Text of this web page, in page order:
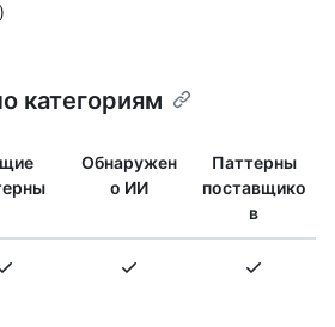
категориям
Обнаружен
о ИИ
Паттерны
поставщико
в